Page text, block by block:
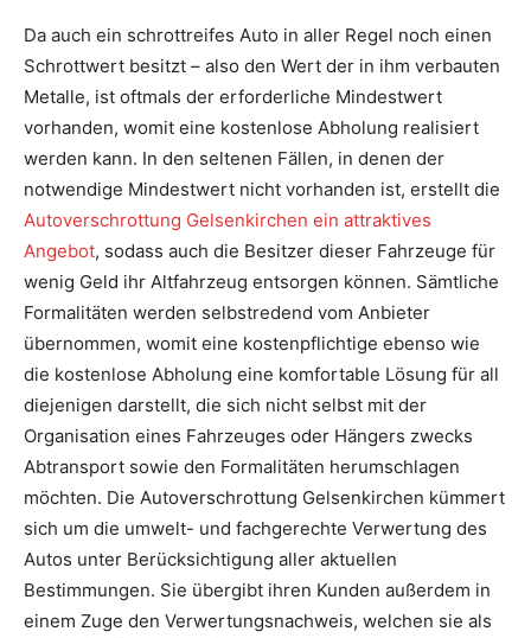
Da auch ein schrottreifes Auto in aller Regel noch einen
Schrottwert besitzt – also den Wert der in ihm verbauten
Metalle, ist oftmals der erforderliche Mindestwert
vorhanden, womit eine kostenlose Abholung realisiert
werden kann. In den seltenen Fällen, in denen der
notwendige Mindestwert nicht vorhanden ist, erstellt die
Autoverschrottung Gelsenkirchen ein attraktives
Angebot, sodass auch die Besitzer dieser Fahrzeuge für
wenig Geld ihr Altfahrzeug entsorgen können. Sämtliche
Formalitäten werden selbstredend vom Anbieter
übernommen, womit eine kostenpflichtige ebenso wie
die kostenlose Abholung eine komfortable Lösung für all
diejenigen darstellt, die sich nicht selbst mit der
Organisation eines Fahrzeuges oder Hängers zwecks
Abtransport sowie den Formalitäten herumschlagen
möchten. Die Autoverschrottung Gelsenkirchen kümmert
sich um die umwelt- und fachgerechte Verwertung des
Autos unter Berücksichtigung aller aktuellen
Bestimmungen. Sie übergibt ihren Kunden außerdem in
einem Zuge den Verwertungsnachweis, welchen sie als